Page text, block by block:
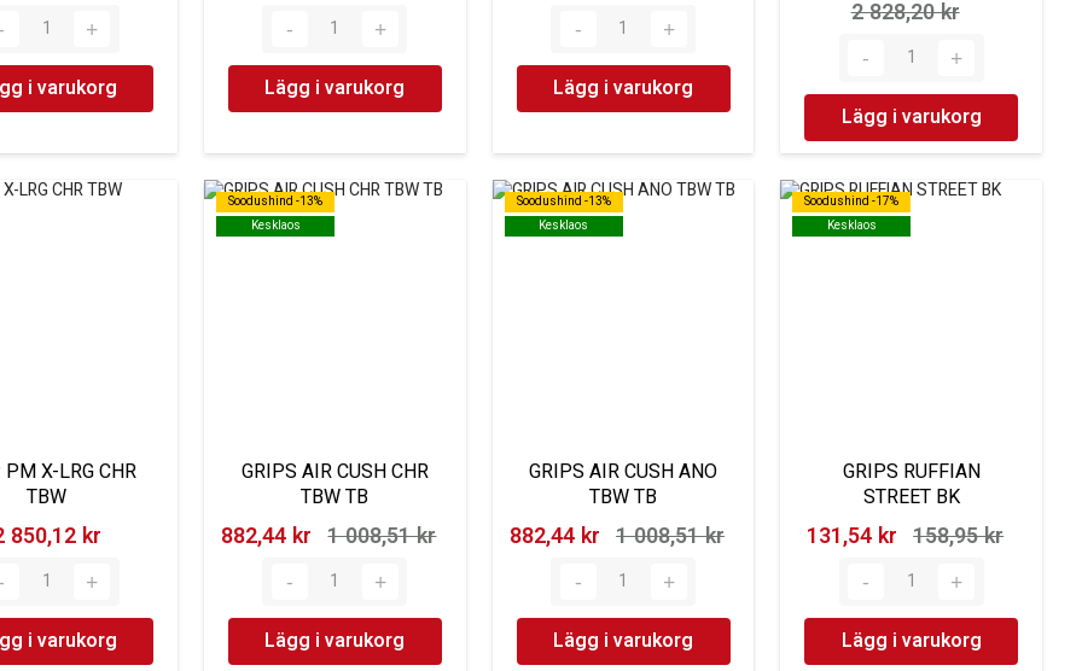
i varukorg Lägg i varukorg Lägg i varukorg
2 828,20 kr‎
Lägg i varukorg
PM X-LRG CHR
TBW
850,12 kr‎
i varukorg
Soodushind -13%
Kesklaos
Soodushind -13%
Kesklaos
GRIPS AIR CUSH CHR
TBW TB
882,44 kr‎ 1 008,51 kr‎
Lägg i varukorg
Soodushind -13%
Kesklaos
Soodushind -13%
Kesklaos
GRIPS AIR CUSH ANO
TBW TB
882,44 kr‎ 1 008,51 kr‎
Lägg i varukorg
Soodushind -17%
Kesklaos
Soodushind -17%
Kesklaos
GRIPS RUFFIAN
STREET BK
131,54 kr‎ 158,95 kr‎
Lägg i varukorg